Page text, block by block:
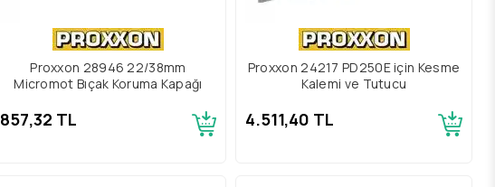
Proxxon 28946 22/38mm
Micromot Bıçak Koruma Kapağı
857,32 TL
Proxxon 24217 PD250E için Kesme
Kalemi ve Tutucu
4.511,40 TL